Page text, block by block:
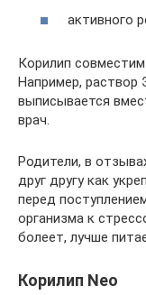
активного
Корилип
Например, раствор
выписывается
врач.
Родители, в
друг другу как
перед
организма к
болеет, лучше
Корилип Neo